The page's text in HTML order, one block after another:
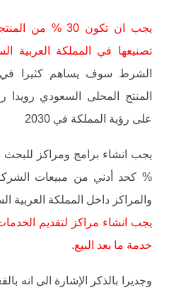
يجب ان تكون 30 %
تصنيعها في المملكة العربية
الشرط سوف يساهم كثيرا في
المنتج المحلى السعودي رويدا
على رؤية المملكة في 2030
% كحد أدني من مبيعات
والمراكز داخل المملكة العربية
يجب انشاء مراكز لتقديم
خدمة ما بعد البيع.
وجديرا بالذكر الإشارة الى انه